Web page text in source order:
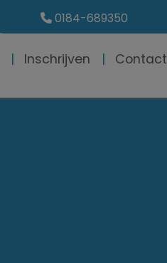
0184-689350
Inschrijven Contact